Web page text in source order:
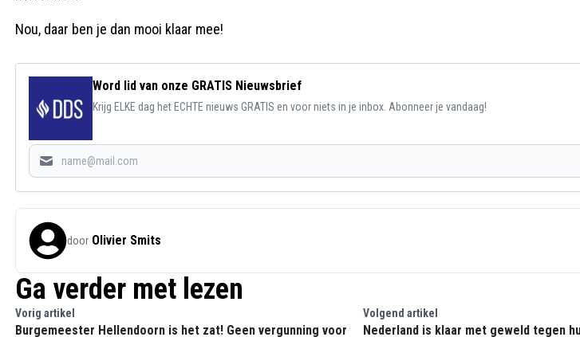
Nou, daar ben je dan mooi klaar mee!
Word lid van onze GRATIS Nieuwsbrief
Krijg ELKE dag het ECHTE nieuws GRATIS en voor niets in je inbox. Abonneer je vandaag!
door Olivier Smits
Ga verder met lezen
Vorig artikel
Burgemeester Hellendoorn is het zat! Geen vergunning voor
Volgend artikel
Nederland is klaar met geweld tegen